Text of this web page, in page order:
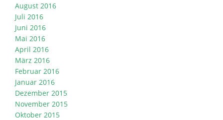
August 2016
Juli 2016
Juni 2016
Mai 2016
April 2016
März 2016
Februar 2016
Januar 2016
Dezember 2015
November 2015
Oktober 2015